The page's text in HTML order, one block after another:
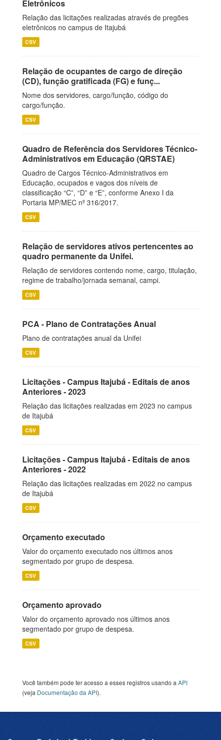
Eletrônicos
Relação das licitações realizadas através de pregões
eletrônicos no campus de Itajubá
CSV
Relação de ocupantes de cargo de direção
(CD), função gratificada (FG) e funç...
Nome dos servidores, cargo/função, código do
cargo/função.
CSV
Quadro de Referência dos Servidores Técnico-
Administrativos em Educação (QRSTAE)
Quadro de Cargos Técnico-Administrativos em
Educação, ocupados e vagos dos níveis de
classificação “C”, “D” e “E”, conforme Anexo I da
Portaria MP/MEC nº 316/2017.
CSV
Relação de servidores ativos pertencentes ao
quadro permanente da Unifei.
Relação de servidores contendo nome, cargo, titulação,
regime de trabalho/jornada semanal, campi.
CSV
PCA - Plano de Contratações Anual
Plano de contratações anual da Unifei
CSV
Licitações - Campus Itajubá - Editais de anos
Anteriores - 2023
Relação das licitações realizadas em 2023 no campus
de Itajubá
CSV
Licitações - Campus Itajubá - Editais de anos
Anteriores - 2022
Relação das licitações realizadas em 2022 no campus
de Itajubá
CSV
Orçamento executado
Valor do orçamento executado nos últimos anos
segmentado por grupo de despesa.
CSV
Orçamento aprovado
Valor do orçamento aprovado nos últimos anos
segmentado por grupo de despesa.
CSV
Você também pode ter acesso a esses registros usando a API
(veja Documentação da API).